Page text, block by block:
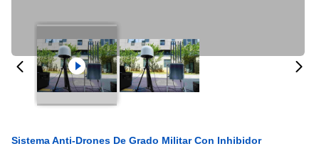
Sistema Anti-Drones De Grado Militar Con Inhibidor